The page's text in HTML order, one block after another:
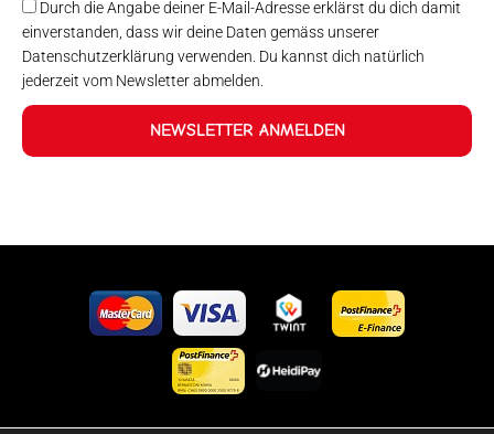
Durch die Angabe deiner E-Mail-Adresse erklärst du dich damit
einverstanden, dass wir deine Daten gemäss unserer
Datenschutzerklärung verwenden. Du kannst dich natürlich
jederzeit vom Newsletter abmelden.
NEWSLETTER ANMELDEN